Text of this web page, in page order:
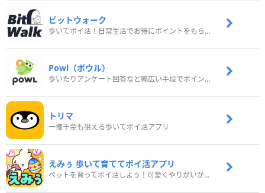
ビットウォーク
歩いてポイ活！日常生活でお得にポイントをもらおう
Powl（ポウル）
歩いたりアンケート回答など幅広い手段でポイントをゲット
トリマ
一攫千金も狙える歩いてポイ活アプリ
えみぅ 歩いて育ててポイ活アプリ
ペットを育ってポイ活しよう！可愛くやりがいがある新感覚アプリ